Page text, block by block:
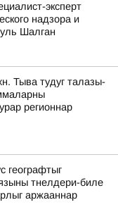
эксперт
надзора и
Шалган
Тыва тудуг талазы-
регионнар
географтыг
тнелдери-биле
аржааннар